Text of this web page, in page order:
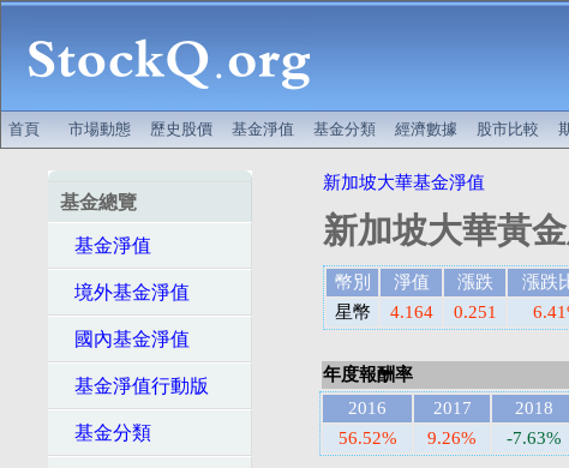
首頁 市場動態 歷史股價 基金淨值 基金分類 經濟數據 股市比較
基金總覽
基金淨值
境外基金淨值
國內基金淨值
基金淨值行動版
基金分類
新加坡大華基金淨值
新加坡大華黃
幣別 淨值 漲跌 漲跌
星幣
4.164 0.251
年度報酬率
2016
2017 2018
56.52%
9.26% -7.63%